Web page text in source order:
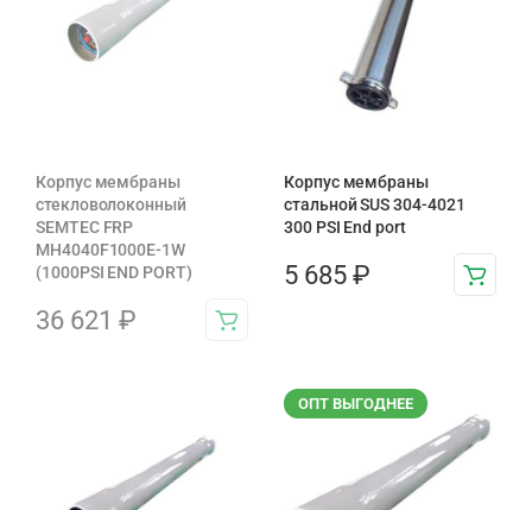
Корпус мембраны
стекловолоконный
SEMTEC FRP
MH4040F1000E-1W
(1000PSI END PORT)
36 621 ₽
Корпус мембраны
стальной SUS 304-4021
300 PSI End port
5 685 ₽
ОПТ ВЫГОДНЕЕ